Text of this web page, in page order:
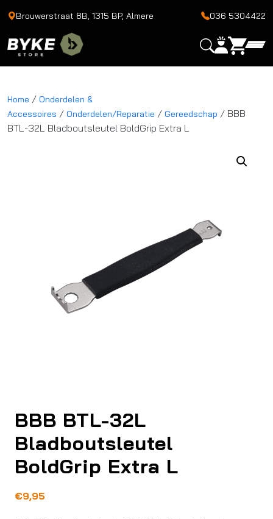
Brouwerstraat 8B, 1315 BP, Almere 036 5304422
Home / Onderdelen &
Accessoires / Onderdelen/Reparatie / Gereedschap / BBB
BTL-32L Bladboutsleutel BoldGrip Extra L
BBB BTL-32L
Bladboutsleutel
BoldGrip Extra L
€9,95